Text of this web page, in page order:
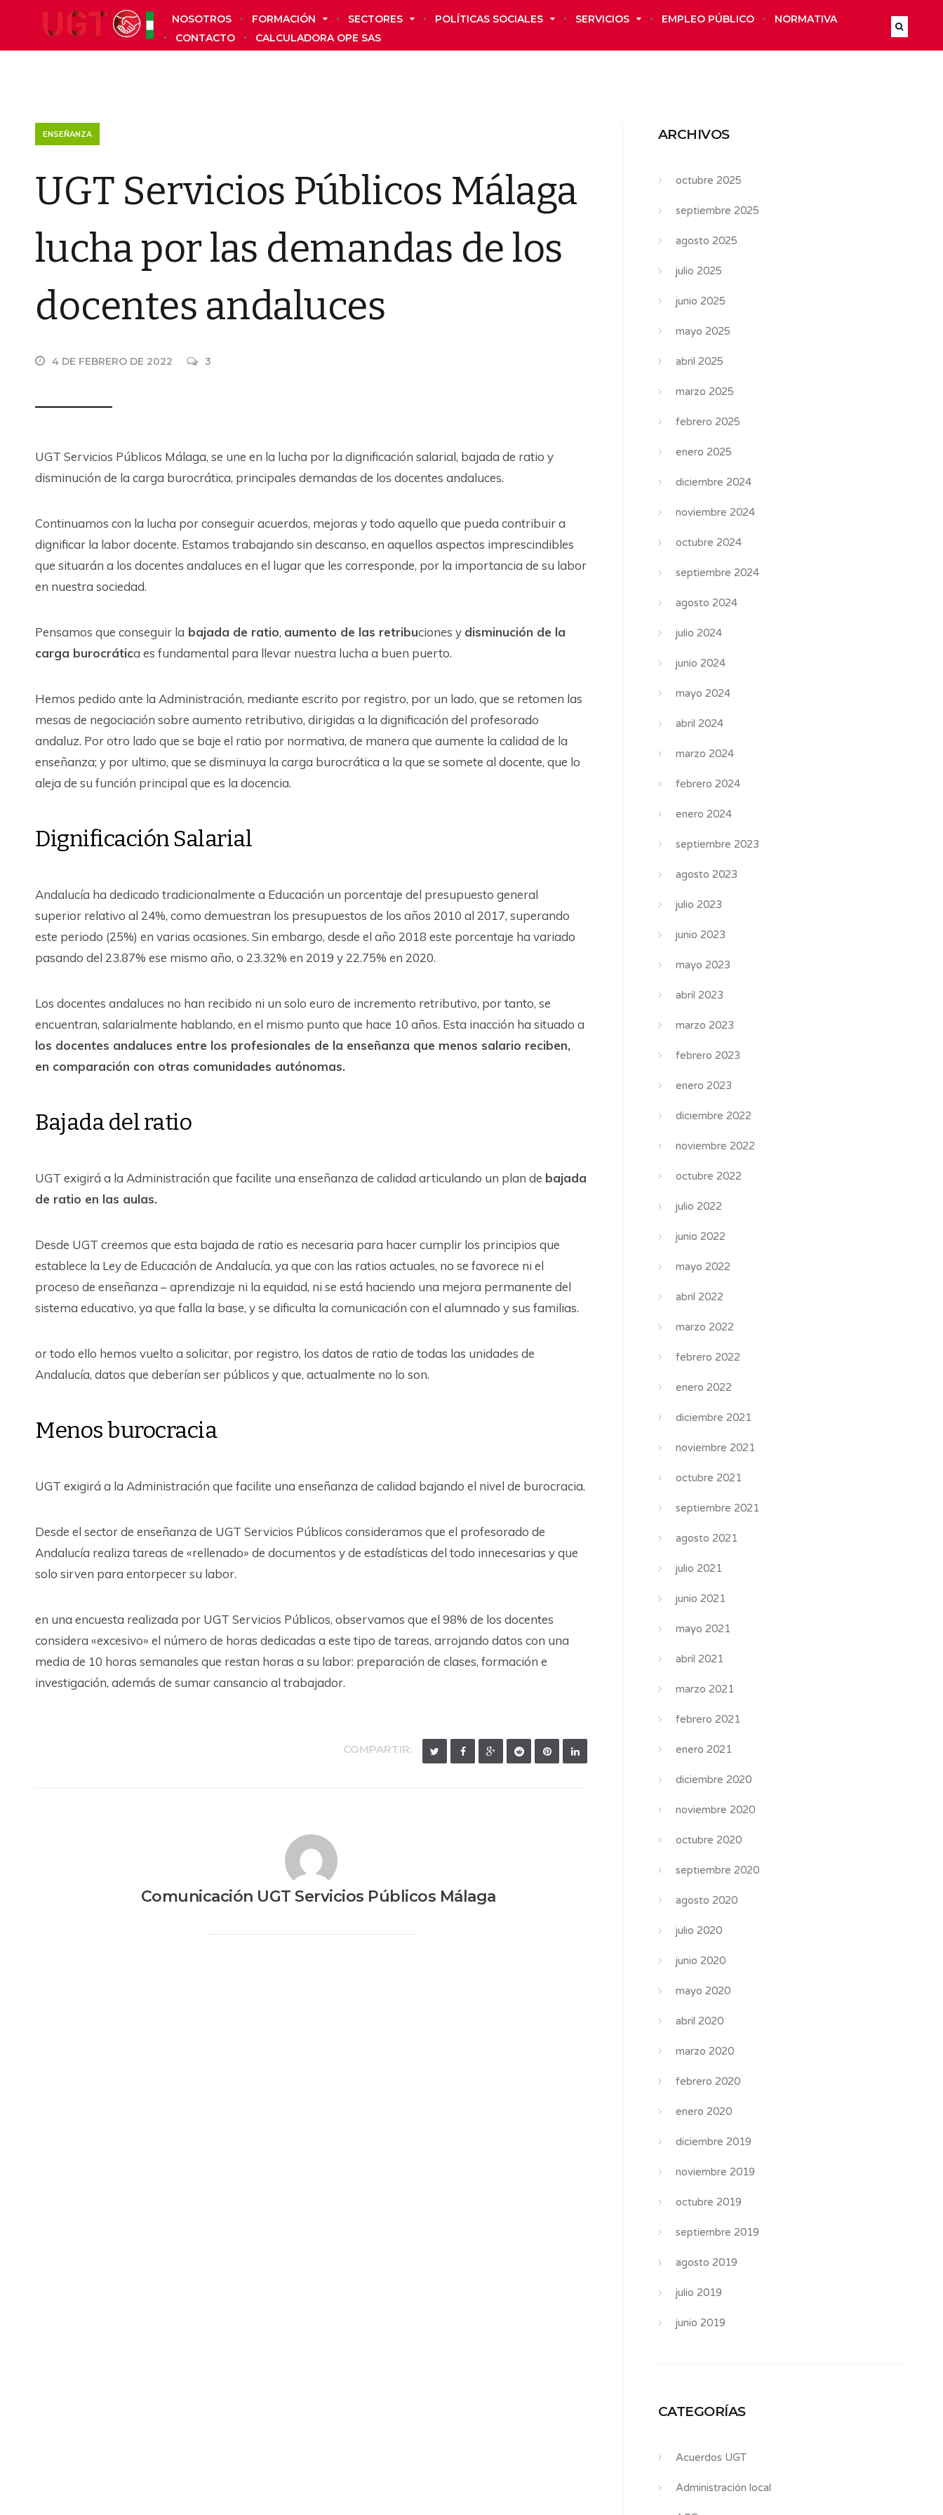
NOSOTROS FORMACIÓN SECTORES POLÍTICAS SOCIALES SERVICIOS EMPLEO PÚBLICO
NORMATIVA
CONTACTO
CALCULADORA OPE SAS
ENSEÑANZA
UGT Servicios Públicos Málaga
lucha por las demandas de los
docentes andaluces
4 DE FEBRERO DE 2022 3
UGT Servicios Públicos Málaga, se une en la lucha por la dignificación salarial, bajada de ratio y
disminución de la carga burocrática, principales demandas de los docentes andaluces.
Continuamos con la lucha por conseguir acuerdos, mejoras y todo aquello que pueda contribuir a
dignificar la labor docente. Estamos trabajando sin descanso, en aquellos aspectos imprescindibles
que situarán a los docentes andaluces en el lugar que les corresponde, por la importancia de su labor
en nuestra sociedad.
Pensamos que conseguir la bajada de ratio, aumento de las retribuciones y disminución de la
carga burocrática es fundamental para llevar nuestra lucha a buen puerto.
Hemos pedido ante la Administración, mediante escrito por registro, por un lado, que se retomen las
mesas de negociación sobre aumento retributivo, dirigidas a la dignificación del profesorado
andaluz. Por otro lado que se baje el ratio por normativa, de manera que aumente la calidad de la
enseñanza; y por ultimo, que se disminuya la carga burocrática a la que se somete al docente, que lo
aleja de su función principal que es la docencia.
Dignificación Salarial
Andalucía ha dedicado tradicionalmente a Educación un porcentaje del presupuesto general
superior relativo al 24%, como demuestran los presupuestos de los años 2010 al 2017, superando
este periodo (25%) en varias ocasiones. Sin embargo, desde el año 2018 este porcentaje ha variado
pasando del 23.87% ese mismo año, o 23.32% en 2019 y 22.75% en 2020.
Los docentes andaluces no han recibido ni un solo euro de incremento retributivo, por tanto, se
encuentran, salarialmente hablando, en el mismo punto que hace 10 años. Esta inacción ha situado a
los docentes andaluces entre los profesionales de la enseñanza que menos salario reciben,
en comparación con otras comunidades autónomas.
Bajada del ratio
UGT exigirá a la Administración que facilite una enseñanza de calidad articulando un plan de bajada
de ratio en las aulas.
Desde UGT creemos que esta bajada de ratio es necesaria para hacer cumplir los principios que
establece la Ley de Educación de Andalucía, ya que con las ratios actuales, no se favorece ni el
proceso de enseñanza – aprendizaje ni la equidad, ni se está haciendo una mejora permanente del
sistema educativo, ya que falla la base, y se dificulta la comunicación con el alumnado y sus familias.
or todo ello hemos vuelto a solicitar, por registro, los datos de ratio de todas las unidades de
Andalucía, datos que deberían ser públicos y que, actualmente no lo son.
Menos burocracia
UGT exigirá a la Administración que facilite una enseñanza de calidad bajando el nivel de burocracia.
Desde el sector de enseñanza de UGT Servicios Públicos consideramos que el profesorado de
Andalucía realiza tareas de «rellenado» de documentos y de estadísticas del todo innecesarias y que
solo sirven para entorpecer su labor.
en una encuesta realizada por UGT Servicios Públicos, observamos que el 98% de los docentes
considera «excesivo» el número de horas dedicadas a este tipo de tareas, arrojando datos con una
media de 10 horas semanales que restan horas a su labor: preparación de clases, formación e
investigación, además de sumar cansancio al trabajador.
COMPARTIR:
Comunicación UGT Servicios Públicos Málaga
ARCHIVOS
octubre 2025
septiembre 2025
agosto 2025
julio 2025
junio 2025
mayo 2025
abril 2025
marzo 2025
febrero 2025
enero 2025
diciembre 2024
noviembre 2024
octubre 2024
septiembre 2024
agosto 2024
julio 2024
junio 2024
mayo 2024
abril 2024
marzo 2024
febrero 2024
enero 2024
septiembre 2023
agosto 2023
julio 2023
junio 2023
mayo 2023
abril 2023
marzo 2023
febrero 2023
enero 2023
diciembre 2022
noviembre 2022
octubre 2022
julio 2022
junio 2022
mayo 2022
abril 2022
marzo 2022
febrero 2022
enero 2022
diciembre 2021
noviembre 2021
octubre 2021
septiembre 2021
agosto 2021
julio 2021
junio 2021
mayo 2021
abril 2021
marzo 2021
febrero 2021
enero 2021
diciembre 2020
noviembre 2020
octubre 2020
septiembre 2020
agosto 2020
julio 2020
junio 2020
mayo 2020
abril 2020
marzo 2020
febrero 2020
enero 2020
diciembre 2019
noviembre 2019
octubre 2019
septiembre 2019
agosto 2019
julio 2019
junio 2019
CATEGORÍAS
Acuerdos UGT
Administración local